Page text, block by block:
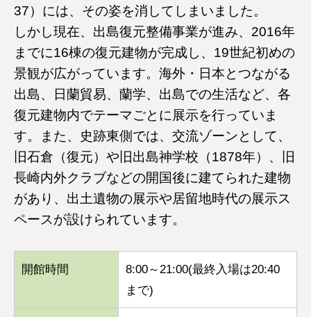
37）には、その姿を消してしまいました。
しかし現在、出島復元整備事業が進み、2016年
までに16棟の復元建物が完成し、19世紀初めの
景観が広がっています。海外・日本とつながる
出島、日蘭貿易、蘭学、出島での生活など、各
復元建物内でテーマごとに展示を行っていま
す。また、史跡東側では、交流ゾーンとして、
旧石倉（復元）や旧出島神学校（1878年）、旧
長崎内外クラブなどの開国後に建てられた建物
があり、出土遺物の展示や居留地時代の展示ス
ペースが設けられています。
開館時間
8:00～21:00(最終入場は20:40
まで)